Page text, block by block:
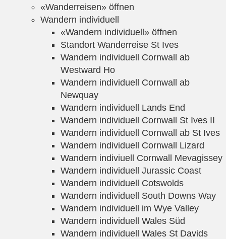
«Wanderreisen» öffnen
Wandern individuell
«Wandern individuell» öffnen
Standort Wanderreise St Ives
Wandern individuell Cornwall ab
Westward Ho
Wandern individuell Cornwall ab
Newquay
Wandern individuell Lands End
Wandern individuell Cornwall St Ives II
Wandern individuell Cornwall ab St Ives
Wandern individuell Cornwall Lizard
Wandern indiviuell Cornwall Mevagissey
Wandern individuell Jurassic Coast
Wandern individuell Cotswolds
Wandern individuell South Downs Way
Wandern individuell im Wye Valley
Wandern individuell Wales Süd
Wandern individuell Wales St Davids